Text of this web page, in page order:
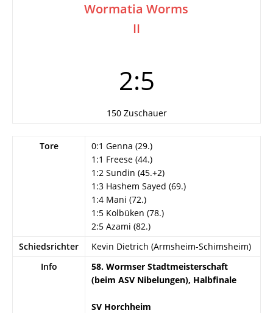
Wormatia Worms
II
2:5
150 Zuschauer
Tore
0:1 Genna (29.)
1:1 Freese (44.)
1:2 Sundin (45.+2)
1:3 Hashem Sayed (69.)
1:4 Mani (72.)
1:5 Kolbüken (78.)
2:5 Azami (82.)
Schiedsrichter
Kevin Dietrich (Armsheim-Schimsheim)
Info
58. Wormser Stadtmeisterschaft
(beim ASV Nibelungen), Halbfinale
SV Horchheim